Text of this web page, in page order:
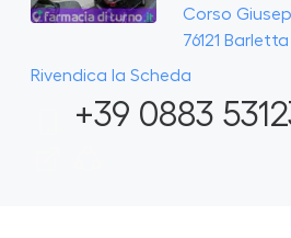
Corso
76121
Rivendica la Scheda
+39 0883